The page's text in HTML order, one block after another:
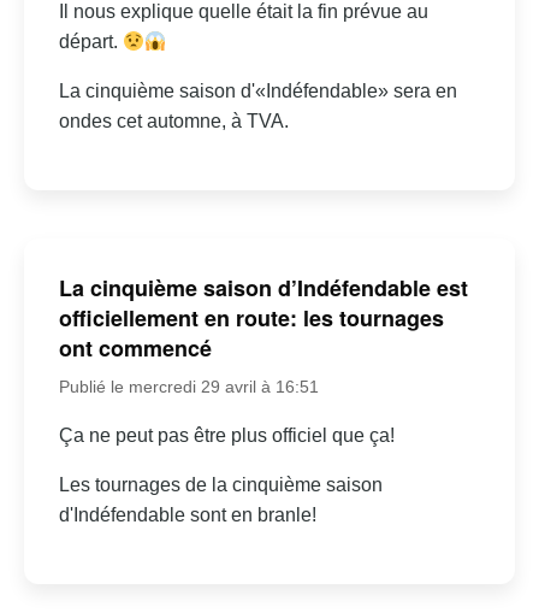
Il nous explique quelle était la fin prévue au
départ.
La cinquième saison d'«Indéfendable» sera en
ondes cet automne, à TVA.
La cinquième saison d’Indéfendable est
officiellement en route: les tournages
ont commencé
Publié le mercredi 29 avril à 16:51
Ça ne peut pas être plus officiel que ça!
Les tournages de la cinquième saison
d'Indéfendable sont en branle!